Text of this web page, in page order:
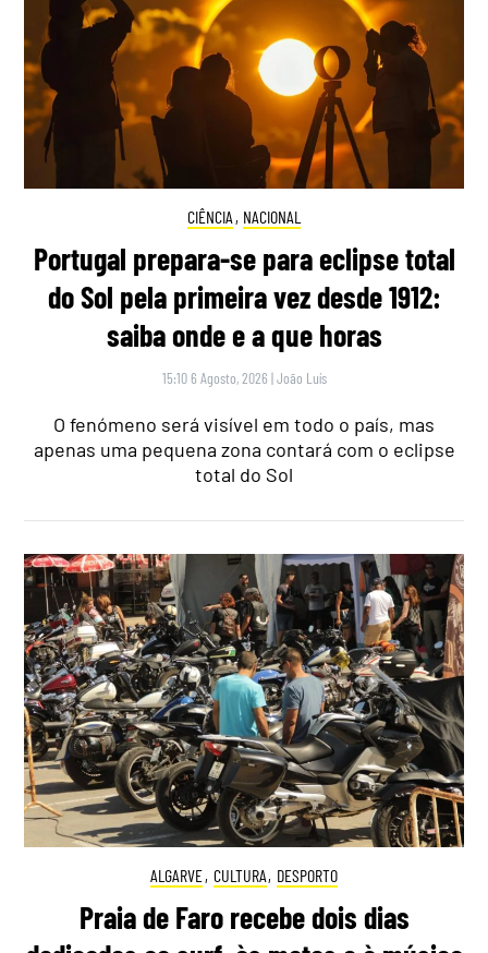
CIÊNCIA , NACIONAL
Portugal prepara-se para eclipse total
do Sol pela primeira vez desde 1912:
saiba onde e a que horas
15:10 6 Agosto, 2026 |João Luís
O fenómeno será visível em todo o país, mas
apenas uma pequena zona contará com o eclipse
total do Sol
ALGARVE, CULTURA, DESPORTO
Praia de Faro recebe dois dias